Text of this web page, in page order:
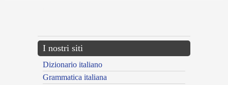
I nostri siti
Dizionario italiano
Grammatica italiana